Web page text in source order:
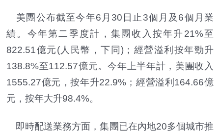
美團公布截至今年6月30日止3個月及6個月業
績。今年第二季度計，集團收入按年升21%至
822.51億元(人民幣，下同)；經營溢利按年勁升
138.8%至112.57億元。今年上半年計，美團收入
1555.27億元，按年升22.9%；經營溢利164.66億
元，按年大升98.4%。
即時配送業務方面，集團已在內地20多個城市推